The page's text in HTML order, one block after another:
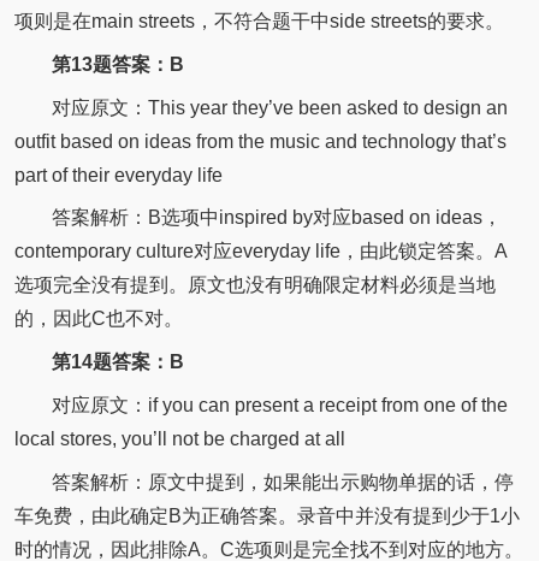
项则是在main streets，不符合题干中side streets的要求。
第13题答案：B
对应原文：This year they’ve been asked to design an
outfit based on ideas from the music and technology that’s
part of their everyday life
答案解析：B选项中inspired by对应based on ideas，
contemporary culture对应everyday life，由此锁定答案。A
选项完全没有提到。原文也没有明确限定材料必须是当地
的，因此C也不对。
第14题答案：B
对应原文：if you can present a receipt from one of the
local stores, you’ll not be charged at all
答案解析：原文中提到，如果能出示购物单据的话，停
车免费，由此确定B为正确答案。录音中并没有提到少于1小
时的情况，因此排除A。C选项则是完全找不到对应的地方。